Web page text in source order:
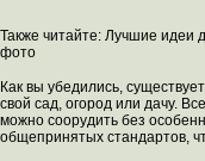
Также читайте: Лучшие идеи
фото
Как вы убедились,
свой сад, огород или дачу.
можно соорудить без
общепринятых стандартов,